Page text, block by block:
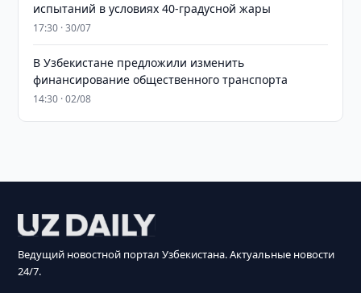
испытаний в условиях 40-градусной жары
17:30 · 30/07
В Узбекистане предложили изменить
финансирование общественного транспорта
14:30 · 02/08
Ведущий новостной портал Узбекистана. Актуальные новости
24/7.